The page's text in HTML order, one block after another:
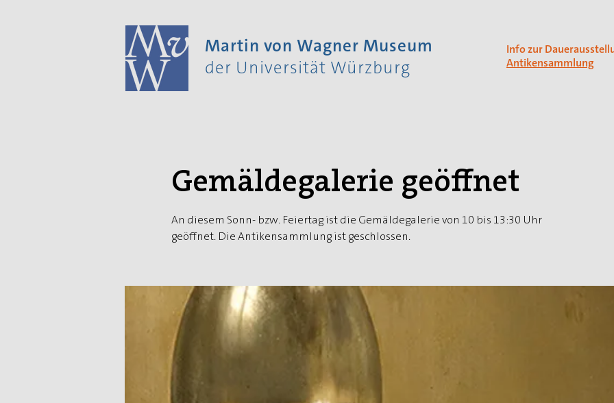
Martin von Wagner Museum
der Universität Würzburg
Info zur
Antikensammlung
Gemäldegalerie geöffnet
An diesem Sonn- bzw. Feiertag ist die Gemäldegalerie von 10 bis 13:30 Uhr
geöffnet. Die Antikensammlung ist geschlossen.